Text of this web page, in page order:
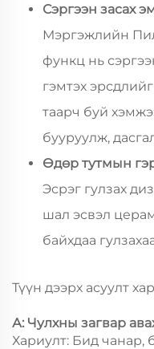
Сэргээн засах
Мэргэжлийн
функц нь
гэмтэх
таарч буй
бууруулж,
Өдөр тутмын
Эсрэг гулзах
шал эсвэл
байхдаа
Түүн дээрх асуулт
А: Чулхны загвар
Хариулт: Бид чанар,